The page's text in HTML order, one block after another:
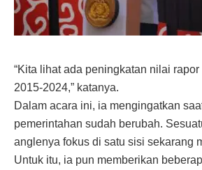
“Kita lihat ada peningkatan nilai
2015-2024,” katanya.
Dalam acara ini, ia mengingatkan
pemerintahan sudah berubah.
anglenya fokus di satu sisi sekarang
Untuk itu, ia pun memberikan